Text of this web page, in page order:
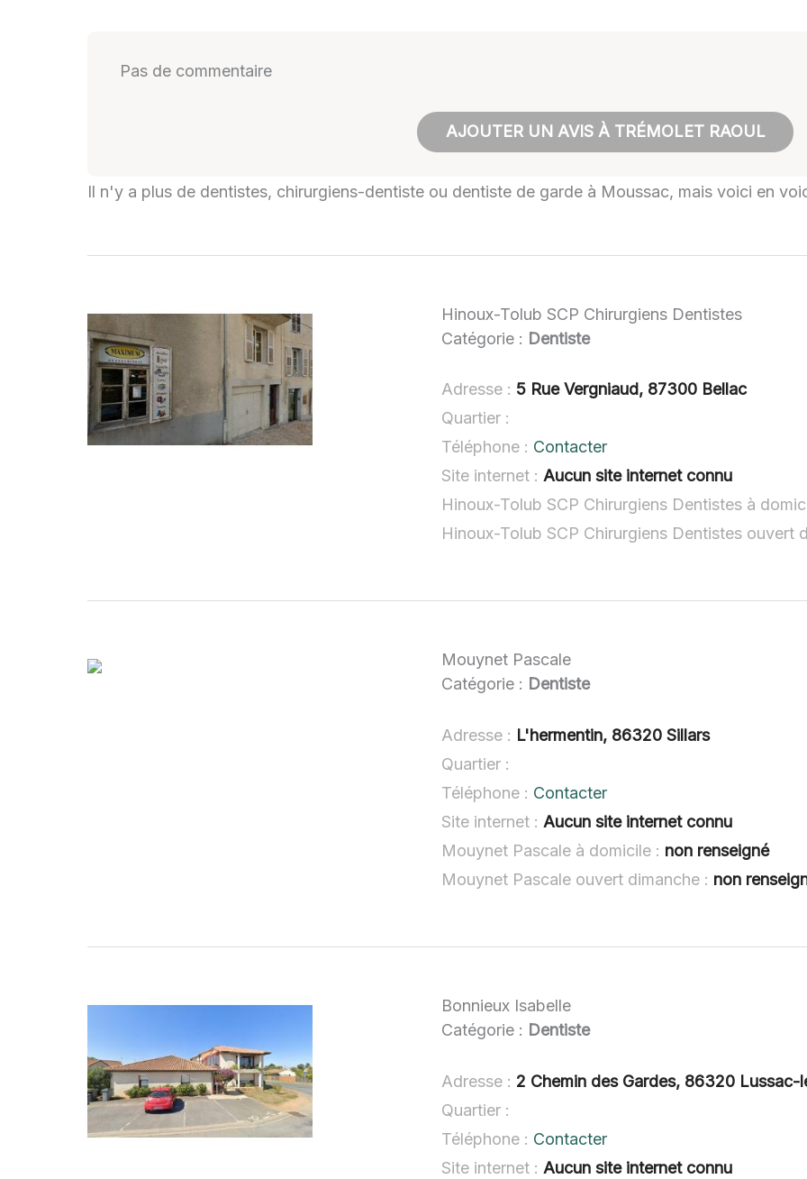
Pas de commentaire
AJOUTER UN AVIS À TRÉMOLET RAOUL
Il n'y a plus de dentistes, chirurgiens-dentiste ou dentiste de garde à Moussac, mais voici en
Hinoux-Tolub SCP Chirurgiens Dentistes
Catégorie : Dentiste
Adresse : 5 Rue Vergniaud, 87300 Bellac
Quartier :
Téléphone : Contacter
Site internet :Aucun site internet connu
Hinoux-Tolub SCP Chirurgiens Dentistes à
Hinoux-Tolub SCP Chirurgiens Dentistes ouvert
Mouynet Pascale
Catégorie : Dentiste
Adresse : L'hermentin, 86320 Sillars
Quartier :
Téléphone : Contacter
Site internet : Aucun site internet connu
Mouynet Pascale à domicile : non renseigné
Mouynet Pascale ouvert dimanche : non
Bonnieux Isabelle
Catégorie : Dentiste
Adresse : 2 Chemin des Gardes, 86320 Lussac-
Quartier :
Téléphone : Contacter
Site internet : Aucun site internet connu